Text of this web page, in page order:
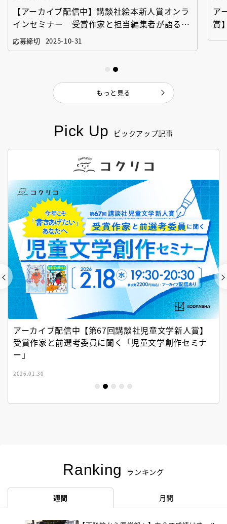
Pick Up ピックアップ記事
アーカイブ配信中【第67回講談社児童文学新人賞】
受賞作家と前選考委員に聞く「児童文学創作セミナ
ー」
2026.01.30
Ranking ランキング
週間 月間
【アーカイブ配信中】講談社絵本新人賞オンラ
インセミナー 受賞作家と担当編集者が語る
「絵本創作実践講座」
応募締切 2025-10-31
ア
賞
もっと見る